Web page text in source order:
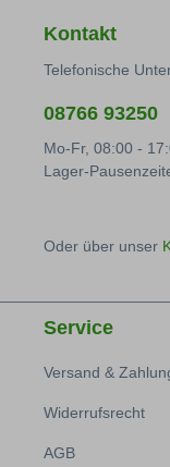
Kontakt
Telefonische
08766 93250
Mo-Fr, 08:00 -
Lager-
Oder über unser
Service
Versand &
Widerrufsrecht
AGB